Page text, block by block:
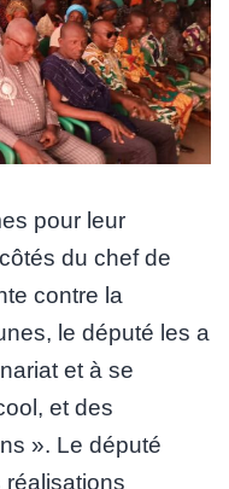
pour leur
du chef de
contre la
le député les a
et à se
et des
». Le député